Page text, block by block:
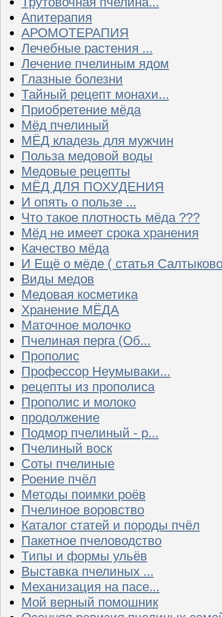
Апитерапия
АРОМОТЕРАПИЯ
Лечебные растения ...
Лечение пчелиным ядом
Глазные болезни
Тайный рецепт монахи...
Приобретение мёда
Мёд пчелиный
МЁД кладезь для мужчин
Польза медовой воды
Медовые рецепты
МЁД ДЛЯ ПОХУДЕНИЯ
И опять о пользе ...
Что такое плотность мёда ???
Мёд не имеет срока хранения
Качество мёда
И Ещё о мёде ( статья
Виды медов
Медовая косметика
Хранение МЁДА
Маточное молочко
Пчелиная перга (Об...
Прополис
Профессор Неумываки...
рецепты из прополиса
Прополис и молоко
продолжение
Подмор пчелиный - р...
Пчелиный воск
Соты пчелиные
Роение пчёл
Методы поимки роёв
Пчелиное воровство
Каталог статей и породы пчёл
Пакетное пчеловодство
Типы и формы ульёв
Выставка пчелиных ...
Механизация на пасе...
Мой верный помошник